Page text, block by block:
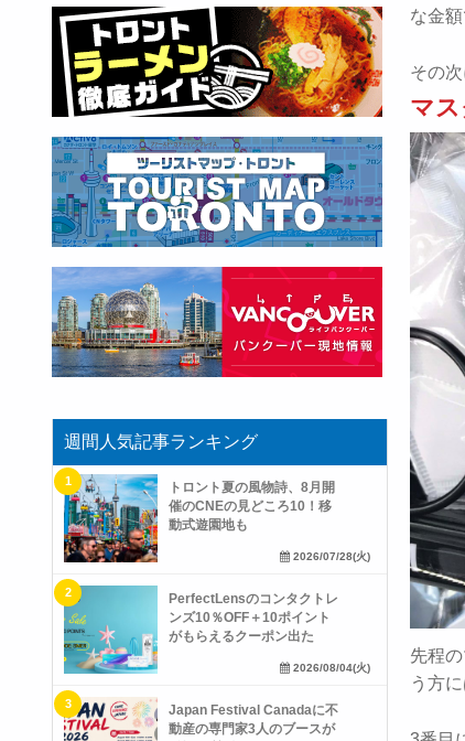
な金
その
マス
先程
う方
週間人気記事ランキング
トロント夏の風物詩、8月開
催のCNEの見どころ10！移
動式遊園地も
2026/07/28(火)
PerfectLensのコンタクトレ
ンズ10％OFF＋10ポイント
がもらえるクーポン出た
2026/08/04(火)
Japan Festival Canadaに不
動産の専門家3人のブースが